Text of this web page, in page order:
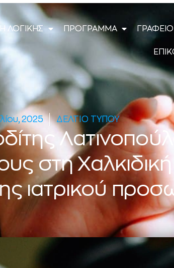
ΛΟΓΙΚΗΣ ΠΡΟΓΡΑΜΜΑ
2025 ΔΕΛΤΙΟ ΤΥΠΟΥ
στη
ιατρικού